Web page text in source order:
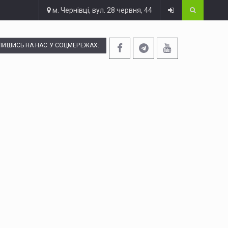
м. Чернівці, вул. 28 червня, 44
НА НАС У СОЦМЕРЕЖАХ: